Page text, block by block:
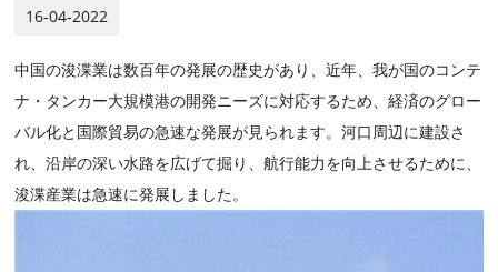
16-04-2022
中国の浚渫業は数百年の発展の歴史があり、近年、我が国のコンテ
ナ・タンカー大規模港の開発ニーズに対応するため、経済のグロー
バル化と国際貿易の急速な発展が見られます。河口周辺に建設さ
れ、沿岸の深い水路を広げて掘り、航行能力を向上させるために、
浚渫産業は急速に発展しました。